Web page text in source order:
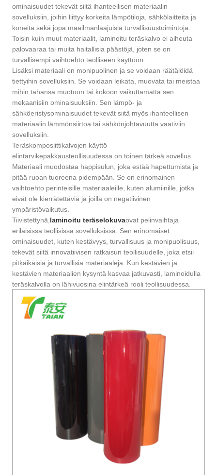
ominaisuudet tekevät siitä ihanteellisen materiaalin
sovelluksiin, joihin liittyy korkeita lämpötiloja, sähkölaitteita ja
koneita sekä jopa maailmanlaajuisia turvallisuustoimintoja.
Toisin kuin muut materiaalit, laminoitu teräskalvo ei aiheuta
palovaaraa tai muita haitallisia päästöjä, joten se on
turvallisempi vaihtoehto teolliseen käyttöön.
Lisäksi materiaali on monipuolinen ja se voidaan räätälöidä
tiettyihin sovelluksiin. Se voidaan leikata, muovata tai meistaa
mihin tahansa muotoon tai kokoon vaikuttamatta sen
mekaanisiin ominaisuuksiin. Sen lämpö- ja
sähköeristysominaisuudet tekevät siitä myös ihanteellisen
materiaalin lämmönsiirtoa tai sähkönjohtavuutta vaativiin
sovelluksiin.
Teräskomposiittikalvojen käyttö
elintarvikepakkausteollisuudessa on toinen tärkeä sovellus.
Materiaali muodostaa happisulun, joka estää hapettumista ja
pitää ruoan tuoreena pidempään. Se on erinomainen
vaihtoehto perinteisille materiaaleille, kuten alumiinille, jotka
eivät ole kierrätettäviä ja joilla on negatiivinen
ympäristövaikutus.
Tiivistettynä, laminoitu teräselokuvaovat pelinvaihtaja
erilaisissa teollisissa sovelluksissa. Sen erinomaiset
ominaisuudet, kuten kestävyys, turvallisuus ja monipuolisuus,
tekevät siitä innovatiivisen ratkaisun teollisuudelle, joka etsii
pitkäikäisiä ja turvallisia materiaaleja. Kun kestävien ja
kestävien materiaalien kysyntä kasvaa jatkuvasti, laminoidulla
teräskalvolla on lähivuosina elintärkeä rooli teollisuudessa.